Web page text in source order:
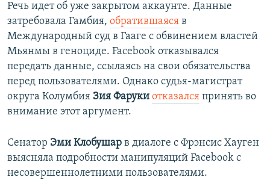
Речь идет об уже закрытом аккаунте. Данные
затребовала Гамбия, обратившаяся в
Международный суд в Гааге с обвинением властей
Мьянмы в геноциде. Facebook отказывался
передать данные, ссылаясь на свои обязательства
перед пользователями. Однако судья-магистрат
округа Колумбия Зия Фаруки отказался принять во
внимание этот аргумент.
Сенатор Эми Клобушар в диалоге с Фрэнсис Хауген
выясняла подробности манипуляций Facebook с
несовершеннолетними пользователями.